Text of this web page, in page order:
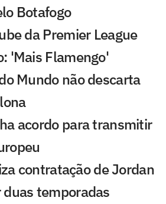
Botafogo
da Premier League
'Mais Flamengo'
Mundo não descarta
acordo para transmitir
contratação de Jordan
temporadas